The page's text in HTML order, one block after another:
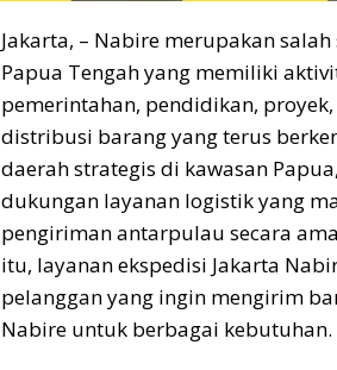
Jakarta, – Nabire merupakan
Papua Tengah yang memiliki
pemerintahan, pendidikan,
distribusi barang yang terus
daerah strategis di kawasan
dukungan layanan logistik yang
pengiriman antarpulau secara
itu, layananekspedisi Jakarta
pelanggan yang ingin mengirim
Nabire untuk berbagai kebutuhan.